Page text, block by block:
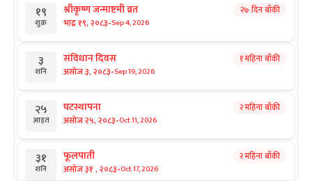
१९
शुक्र
श्रीकृष्ण जन्माष्टमी व्रत
भाद्र १९, २०८३-Sep 4, 2026
२७ दिन बाँकी
३
शनि
संविधान दिवस
असोज ३, २०८३-Sep 19, 2026
१ महिना बाँकी
२५
आइत
घटस्थापना
असोज २५, २०८३-Oct 11, 2026
२ महिना बाँकी
३१
शनि
फूलपाती
असोज ३१ , २०८३-Oct 17, 2026
२ महिना बाँकी